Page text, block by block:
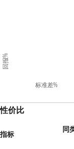
标准差%
回报%
性价比
指标
同